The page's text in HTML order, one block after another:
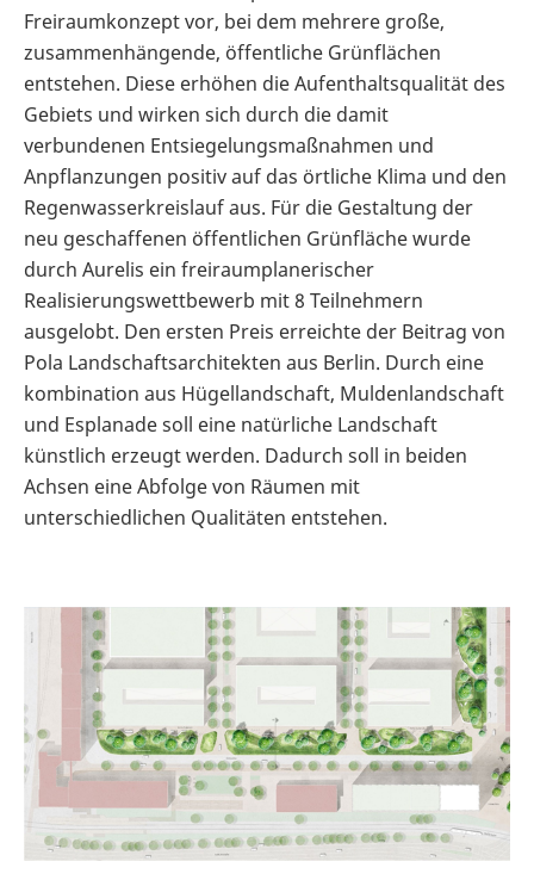
Freiraumkonzept vor, bei dem mehrere große,
zusammenhängende, öffentliche Grünflächen
entstehen. Diese erhöhen die Aufenthaltsqualität des
Gebiets und wirken sich durch die damit
verbundenen Entsiegelungsmaßnahmen und
Anpflanzungen positiv auf das örtliche Klima und den
Regenwasserkreislauf aus. Für die Gestaltung der
neu geschaffenen öffentlichen Grünfläche wurde
durch Aurelis ein freiraumplanerischer
Realisierungswettbewerb mit 8 Teilnehmern
ausgelobt. Den ersten Preis erreichte der Beitrag von
Pola Landschaftsarchitekten aus Berlin. Durch eine
kombination aus Hügellandschaft, Muldenlandschaft
und Esplanade soll eine natürliche Landschaft
künstlich erzeugt werden. Dadurch soll in beiden
Achsen eine Abfolge von Räumen mit
unterschiedlichen Qualitäten entstehen.